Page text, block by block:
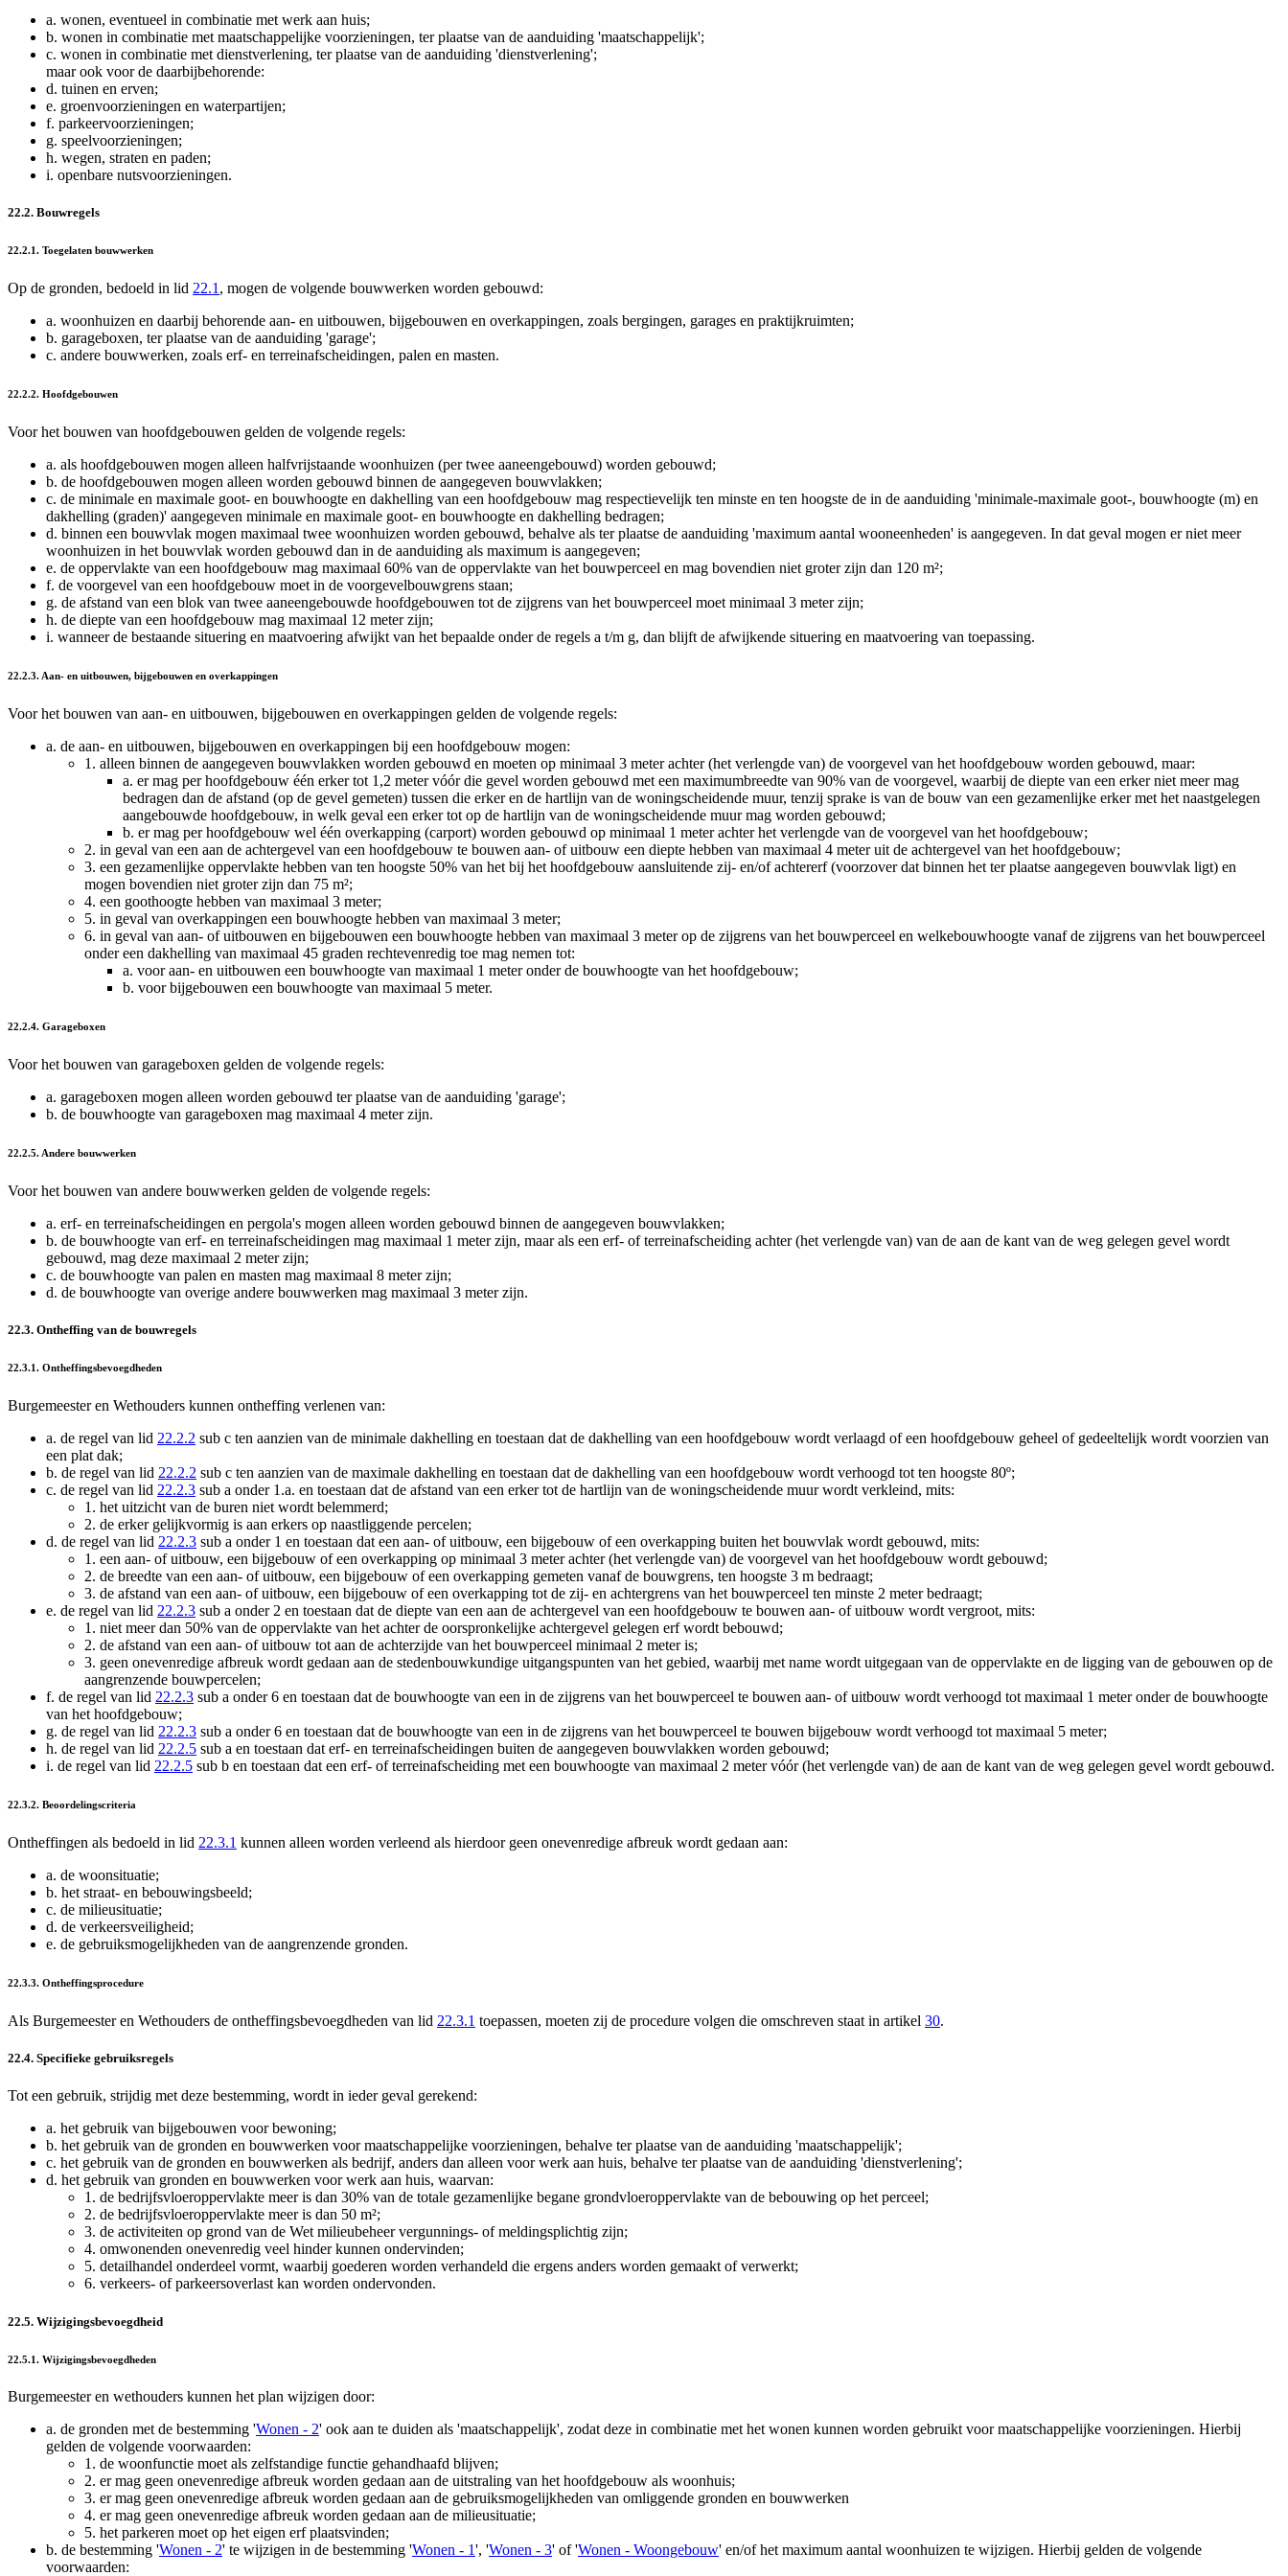
a. wonen, eventueel in combinatie met werk aan huis;
b. wonen in combinatie met maatschappelijke voorzieningen, ter plaatse van de aanduiding 'maatschappelijk';
c. wonen in combinatie met dienstverlening, ter plaatse van de aanduiding 'dienstverlening';
maar ook voor de daarbijbehorende:
d. tuinen en erven;
e. groenvoorzieningen en waterpartijen;
f. parkeervoorzieningen;
g. speelvoorzieningen;
h. wegen, straten en paden;
i. openbare nutsvoorzieningen.
22.2. Bouwregels
22.2.1. Toegelaten bouwwerken
Op de gronden, bedoeld in lid 22.1 , mogen de volgende bouwwerken worden gebouwd:
a. woonhuizen en daarbij behorende aan- en uitbouwen, bijgebouwen en overkappingen, zoals bergingen, garages en praktijkruimten;
b. garageboxen, ter plaatse van de aanduiding 'garage';
c. andere bouwwerken, zoals erf- en terreinafscheidingen, palen en masten.
22.2.2. Hoofdgebouwen
Voor het bouwen van hoofdgebouwen gelden de volgende regels:
a. als hoofdgebouwen mogen alleen halfvrijstaande woonhuizen (per twee aaneengebouwd) worden gebouwd;
b. de hoofdgebouwen mogen alleen worden gebouwd binnen de aangegeven bouwvlakken;
c. de minimale en maximale goot- en bouwhoogte en dakhelling van een hoofdgebouw mag respectievelijk ten minste en ten hoogste de in de aanduiding 'minimale-maximale goot-, bouwhoogte (m) en
dakhelling (graden)' aangegeven minimale en maximale goot- en bouwhoogte en dakhelling bedragen;
d. binnen een bouwvlak mogen maximaal twee woonhuizen worden gebouwd, behalve als ter plaatse de aanduiding 'maximum aantal wooneenheden' is aangegeven. In dat geval mogen er niet meer
woonhuizen in het bouwvlak worden gebouwd dan in de aanduiding als maximum is aangegeven;
e. de oppervlakte van een hoofdgebouw mag maximaal 60% van de oppervlakte van het bouwperceel en mag bovendien niet groter zijn dan 120 m²;
f. de voorgevel van een hoofdgebouw moet in de voorgevelbouwgrens staan;
g. de afstand van een blok van twee aaneengebouwde hoofdgebouwen tot de zijgrens van het bouwperceel moet minimaal 3 meter zijn;
h. de diepte van een hoofdgebouw mag maximaal 12 meter zijn;
i. wanneer de bestaande situering en maatvoering afwijkt van het bepaalde onder de regels a t/m g, dan blijft de afwijkende situering en maatvoering van toepassing.
22.2.3. Aan- en uitbouwen, bijgebouwen en overkappingen
Voor het bouwen van aan- en uitbouwen, bijgebouwen en overkappingen gelden de volgende regels:
a. de aan- en uitbouwen, bijgebouwen en overkappingen bij een hoofdgebouw mogen:
1. alleen binnen de aangegeven bouwvlakken worden gebouwd en moeten op minimaal 3 meter achter (het verlengde van) de voorgevel van het hoofdgebouw worden gebouwd, maar:
a. er mag per hoofdgebouw één erker tot 1,2 meter vóór die gevel worden gebouwd met een maximumbreedte van 90% van de voorgevel, waarbij de diepte van een erker niet meer mag
bedragen dan de afstand (op de gevel gemeten) tussen die erker en de hartlijn van de woningscheidende muur, tenzij sprake is van de bouw van een gezamenlijke erker met het naastgelegen
aangebouwde hoofdgebouw, in welk geval een erker tot op de hartlijn van de woningscheidende muur mag worden gebouwd;
b. er mag per hoofdgebouw wel één overkapping (carport) worden gebouwd op minimaal 1 meter achter het verlengde van de voorgevel van het hoofdgebouw;
2. in geval van een aan de achtergevel van een hoofdgebouw te bouwen aan- of uitbouw een diepte hebben van maximaal 4 meter uit de achtergevel van het hoofdgebouw;
3. een gezamenlijke oppervlakte hebben van ten hoogste 50% van het bij het hoofdgebouw aansluitende zij- en/of achtererf (voorzover dat binnen het ter plaatse aangegeven bouwvlak ligt) en
mogen bovendien niet groter zijn dan 75 m²;
4. een goothoogte hebben van maximaal 3 meter;
5. in geval van overkappingen een bouwhoogte hebben van maximaal 3 meter;
6. in geval van aan- of uitbouwen en bijgebouwen een bouwhoogte hebben van maximaal 3 meter op de zijgrens van het bouwperceel en welkebouwhoogte vanaf de zijgrens van het bouwperceel
onder een dakhelling van maximaal 45 graden rechtevenredig toe mag nemen tot:
a. voor aan- en uitbouwen een bouwhoogte van maximaal 1 meter onder de bouwhoogte van het hoofdgebouw;
b. voor bijgebouwen een bouwhoogte van maximaal 5 meter.
22.2.4. Garageboxen
Voor het bouwen van garageboxen gelden de volgende regels:
a. garageboxen mogen alleen worden gebouwd ter plaatse van de aanduiding 'garage';
b. de bouwhoogte van garageboxen mag maximaal 4 meter zijn.
22.2.5. Andere bouwwerken
Voor het bouwen van andere bouwwerken gelden de volgende regels:
a. erf- en terreinafscheidingen en pergola's mogen alleen worden gebouwd binnen de aangegeven bouwvlakken;
b. de bouwhoogte van erf- en terreinafscheidingen mag maximaal 1 meter zijn, maar als een erf- of terreinafscheiding achter (het verlengde van) van de aan de kant van de weg gelegen gevel wordt
gebouwd, mag deze maximaal 2 meter zijn;
c. de bouwhoogte van palen en masten mag maximaal 8 meter zijn;
d. de bouwhoogte van overige andere bouwwerken mag maximaal 3 meter zijn.
22.3. Ontheffing van de bouwregels
22.3.1. Ontheffingsbevoegdheden
Burgemeester en Wethouders kunnen ontheffing verlenen van:
a. de regel van lid 22.2.2 sub c ten aanzien van de minimale dakhelling en toestaan dat de dakhelling van een hoofdgebouw wordt verlaagd of een hoofdgebouw geheel of gedeeltelijk wordt voorzien van
een plat dak;
b. de regel van lid 22.2.2 sub c ten aanzien van de maximale dakhelling en toestaan dat de dakhelling van een hoofdgebouw wordt verhoogd tot ten hoogste 80º;
c. de regel van lid 22.2.3 sub a onder 1.a. en toestaan dat de afstand van een erker tot de hartlijn van de woningscheidende muur wordt verkleind, mits:
1. het uitzicht van de buren niet wordt belemmerd;
2. de erker gelijkvormig is aan erkers op naastliggende percelen;
d. de regel van lid 22.2.3 sub a onder 1 en toestaan dat een aan- of uitbouw, een bijgebouw of een overkapping buiten het bouwvlak wordt gebouwd, mits:
1. een aan- of uitbouw, een bijgebouw of een overkapping op minimaal 3 meter achter (het verlengde van) de voorgevel van het hoofdgebouw wordt gebouwd;
2. de breedte van een aan- of uitbouw, een bijgebouw of een overkapping gemeten vanaf de bouwgrens, ten hoogste 3 m bedraagt;
3. de afstand van een aan- of uitbouw, een bijgebouw of een overkapping tot de zij- en achtergrens van het bouwperceel ten minste 2 meter bedraagt;
e. de regel van lid 22.2.3 sub a onder 2 en toestaan dat de diepte van een aan de achtergevel van een hoofdgebouw te bouwen aan- of uitbouw wordt vergroot, mits:
1. niet meer dan 50% van de oppervlakte van het achter de oorspronkelijke achtergevel gelegen erf wordt bebouwd;
2. de afstand van een aan- of uitbouw tot aan de achterzijde van het bouwperceel minimaal 2 meter is;
3. geen onevenredige afbreuk wordt gedaan aan de stedenbouwkundige uitgangspunten van het gebied, waarbij met name wordt uitgegaan van de oppervlakte en de ligging van de gebouwen op de
aangrenzende bouwpercelen;
f. de regel van lid 22.2.3 sub a onder 6 en toestaan dat de bouwhoogte van een in de zijgrens van het bouwperceel te bouwen aan- of uitbouw wordt verhoogd tot maximaal 1 meter onder de bouwhoogte
van het hoofdgebouw;
g. de regel van lid 22.2.3 sub a onder 6 en toestaan dat de bouwhoogte van een in de zijgrens van het bouwperceel te bouwen bijgebouw wordt verhoogd tot maximaal 5 meter;
h. de regel van lid 22.2.5 sub a en toestaan dat erf- en terreinafscheidingen buiten de aangegeven bouwvlakken worden gebouwd;
i. de regel van lid 22.2.5 sub b en toestaan dat een erf- of terreinafscheiding met een bouwhoogte van maximaal 2 meter vóór (het verlengde van) de aan de kant van de weg gelegen gevel wordt gebouwd.
22.3.2. Beoordelingscriteria
Ontheffingen als bedoeld in lid 22.3.1 kunnen alleen worden verleend als hierdoor geen onevenredige afbreuk wordt gedaan aan:
a. de woonsituatie;
b. het straat- en bebouwingsbeeld;
c. de milieusituatie;
d. de verkeersveiligheid;
e. de gebruiksmogelijkheden van de aangrenzende gronden.
22.3.3. Ontheffingsprocedure
Als Burgemeester en Wethouders de ontheffingsbevoegdheden van lid 22.3.1 toepassen, moeten zij de procedure volgen die omschreven staat in artikel 30.
22.4. Specifieke gebruiksregels
Tot een gebruik, strijdig met deze bestemming, wordt in ieder geval gerekend:
a. het gebruik van bijgebouwen voor bewoning;
b. het gebruik van de gronden en bouwwerken voor maatschappelijke voorzieningen, behalve ter plaatse van de aanduiding 'maatschappelijk';
c. het gebruik van de gronden en bouwwerken als bedrijf, anders dan alleen voor werk aan huis, behalve ter plaatse van de aanduiding 'dienstverlening';
d. het gebruik van gronden en bouwwerken voor werk aan huis, waarvan:
1. de bedrijfsvloeroppervlakte meer is dan 30% van de totale gezamenlijke begane grondvloeroppervlakte van de bebouwing op het perceel;
2. de bedrijfsvloeroppervlakte meer is dan 50 m²;
3. de activiteiten op grond van de Wet milieubeheer vergunnings- of meldingsplichtig zijn;
4. omwonenden onevenredig veel hinder kunnen ondervinden;
5. detailhandel onderdeel vormt, waarbij goederen worden verhandeld die ergens anders worden gemaakt of verwerkt;
6. verkeers- of parkeersoverlast kan worden ondervonden.
22.5. Wijzigingsbevoegdheid
22.5.1. Wijzigingsbevoegdheden
Burgemeester en wethouders kunnen het plan wijzigen door:
a. de gronden met de bestemming 'Wonen - 2' ook aan te duiden als 'maatschappelijk', zodat deze in combinatie met het wonen kunnen worden gebruikt voor maatschappelijke voorzieningen. Hierbij
gelden de volgende voorwaarden:
1. de woonfunctie moet als zelfstandige functie gehandhaafd blijven;
2. er mag geen onevenredige afbreuk worden gedaan aan de uitstraling van het hoofdgebouw als woonhuis;
3. er mag geen onevenredige afbreuk worden gedaan aan de gebruiksmogelijkheden van omliggende gronden en bouwwerken
4. er mag geen onevenredige afbreuk worden gedaan aan de milieusituatie;
5. het parkeren moet op het eigen erf plaatsvinden;
b. de bestemming 'Wonen - 2' te wijzigen in de bestemming 'Wonen - 1', 'Wonen - 3' of 'Wonen - Woongebouw' en/of het maximum aantal woonhuizen te wijzigen. Hierbij gelden de volgende
voorwaarden: